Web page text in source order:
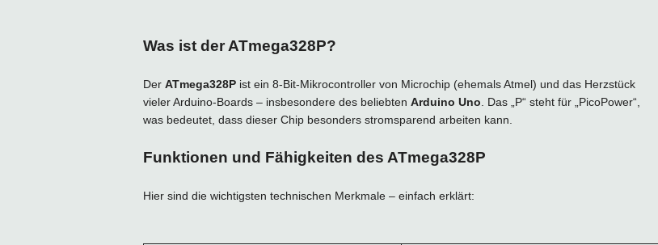
Was ist der ATmega328P?
Der ATmega328Pist ein 8-Bit-Mikrocontroller von Microchip (ehemals Atmel) und das Herzstück
vieler Arduino-Boards – insbesondere des beliebten Arduino Uno . Das „P“ steht für „PicoPower“,
was bedeutet, dass dieser Chip besonders stromsparend arbeiten kann.
Funktionen und Fähigkeiten des ATmega328P
Hier sind die wichtigsten technischen Merkmale – einfach erklärt: